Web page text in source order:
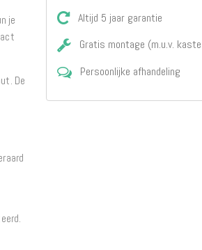
je
De
Altijd 5 jaar garantie
Gratis montage (m.u.v.
Persoonlijke afhandeling